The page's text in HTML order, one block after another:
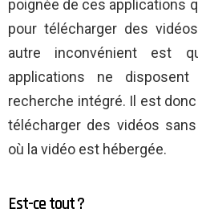
poignée de ces applications
pour télécharger des
autre inconvénient est
applications ne
recherche intégré. Il est
télécharger des vidéos
où la vidéo est hébergée.
Est-ce tout ?